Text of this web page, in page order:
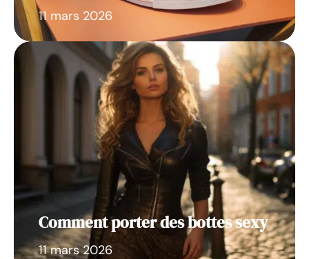
11 mars 2026
Comment porter des bottes sexy
11 mars 2026